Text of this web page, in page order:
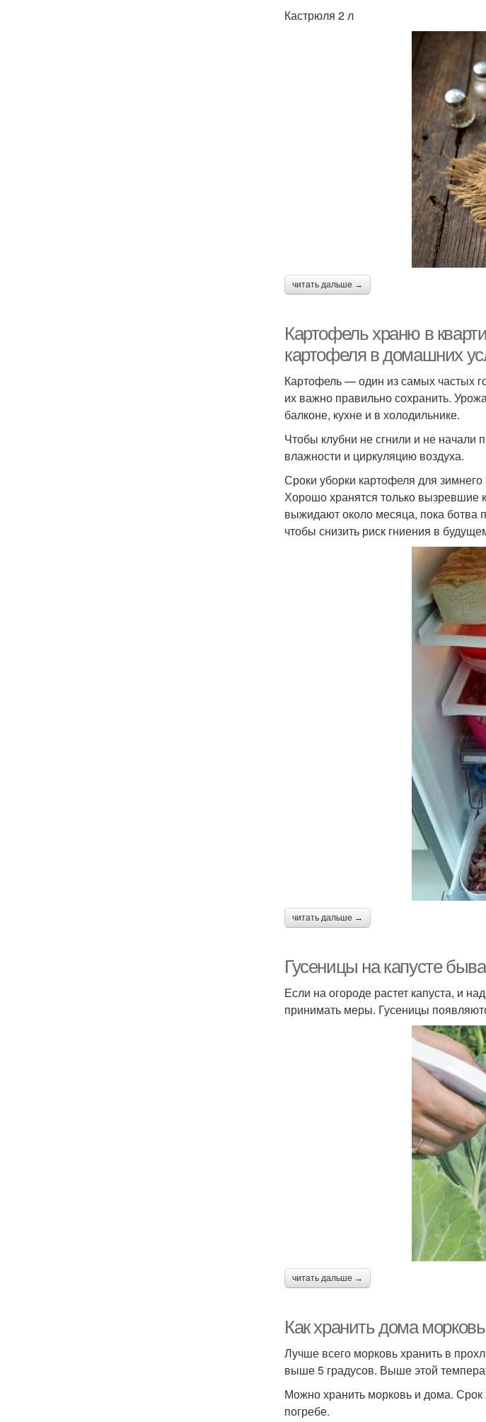
Кастрюля 2 л
читать дальше →
Картофель храню в
картофеля в домашних
Картофель — один из самых частых
их важно правильно сохранить.
балконе, кухне и в холодильнике.
Чтобы клубни не сгнили и не начали
влажности и циркуляцию воздуха.
Сроки уборки картофеля для
Хорошо хранятся только вызревшие
выжидают около месяца, пока ботва
чтобы снизить риск гниения в
читать дальше →
Гусеницы на капусте
Если на огороде растет капуста, и
принимать меры. Гусеницы
читать дальше →
Как хранить дома
Лучше всего морковь хранить в
выше 5 градусов. Выше этой
Можно хранить морковь и дома.
погребе.